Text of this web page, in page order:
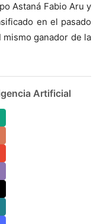
Astaná Fabio Aru y
en el pasado
mismo ganador de la
Artificial